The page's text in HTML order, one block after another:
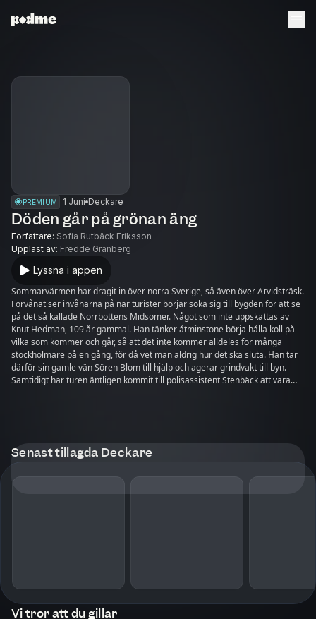
PREMIUM 1 Juni Deckare
Döden går på grönan äng
Författare: Sofia Rutbäck Eriksson
Uppläst av: Fredde Granberg
Lyssna i appen
Sommarvärmen har dragit in över norra Sverige, så även över Arvidsträsk.
Förvånat ser invånarna på när turister börjar söka sig till bygden för att se
på det så kallade Norrbottens Midsomer. Något som inte uppskattas av
Knut Hedman, 109 år gammal. Han tänker åtminstone börja hålla koll på
vilka som kommer och går, så att det inte kommer alldeles för många
stockholmare på en gång, för då vet man aldrig hur det ska sluta. Han tar
därför sin gamle vän Sören Blom till hjälp och agerar grindvakt till byn.
Samtidigt har turen äntligen kommit till polisassistent Stenbäck att vara
illa? Eller snarare är frågan vem som inte ville det? "Döden går på grönan
äng" är en pusseldeckare som blandar spänning med hjärta och värme.
författat de humorfyllda deckarserierna ”Katarinas eminenta detektivbyrå”
Senast tillagda Deckare
Vi tror att du gillar